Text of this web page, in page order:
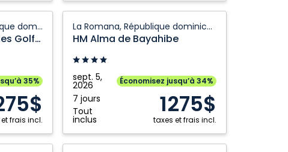
Kelowna
Montréal
Victoria
Winnipeg
Santo Domingo, République dominicaine
Hodelpa Garden Suites Golf and Convention Center
35%
frais incl.
La Romana, République dominicaine
HM Alma de Bayahibe
sept. 5,
2026
7 jours
Tout
inclus
Économisez jusqu’à 34%
1275$
taxes et frais incl.
Alma
de
Bayahibe:
Romana,
République
dominicaine